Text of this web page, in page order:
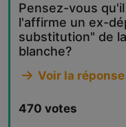
Pensez-vous
l'affirme un ex-
substitution" de
blanche?
Voir la réponse
470 votes